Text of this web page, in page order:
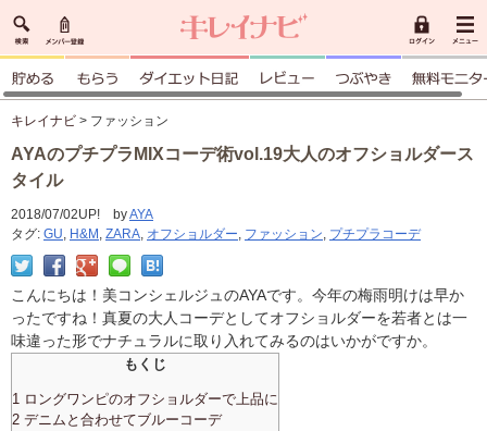
キレイナビ > ファッション
AYAのプチプラMIXコーデ術vol.19大人のオフショルダース
タイル
2018/07/02UP! byAYA
タグ: GU, H&M , ZARA, オフショルダー, ファッション, プチプラコーデ
こんにちは！美コンシェルジュのAYAです。今年の梅雨明けは早か
ったですね！真夏の大人コーデとしてオフショルダーを若者とは一
味違った形でナチュラルに取り入れてみるのはいかがですか。
もくじ
1 ロングワンピのオフショルダーで上品に
2 デニムと合わせてブルーコーデ